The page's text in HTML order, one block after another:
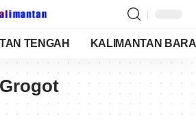
TENGAH KALIMANTAN